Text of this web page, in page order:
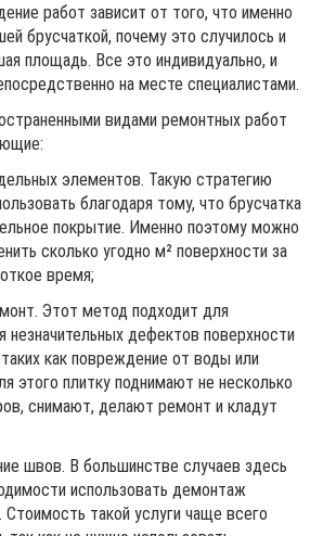
работ зависит от того, что именно
брусчаткой, почему это случилось и
площадь. Все это индивидуально, и
на месте специалистами.
видами ремонтных работ
элементов. Такую стратегию
благодаря тому, что брусчатка
покрытие. Именно поэтому можно
сколько угодно м² поверхности за
время;
Этот метод подходит для
незначительных дефектов поверхности
таких как повреждение от воды или
этого плитку поднимают не несколько
снимают, делают ремонт и кладут
швов. В большинстве случаев здесь
использовать демонтаж
Стоимость такой услуги чаще всего